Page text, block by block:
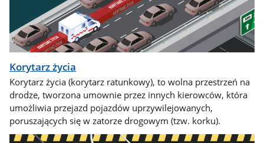
Korytarz życia
Korytarz życia (korytarz ratunkowy), to wolna przestrzeń na
drodze, tworzona umownie przez innych kierowców, która
umożliwia przejazd pojazdów uprzywilejowanych,
poruszających się w zatorze drogowym (tzw. korku).